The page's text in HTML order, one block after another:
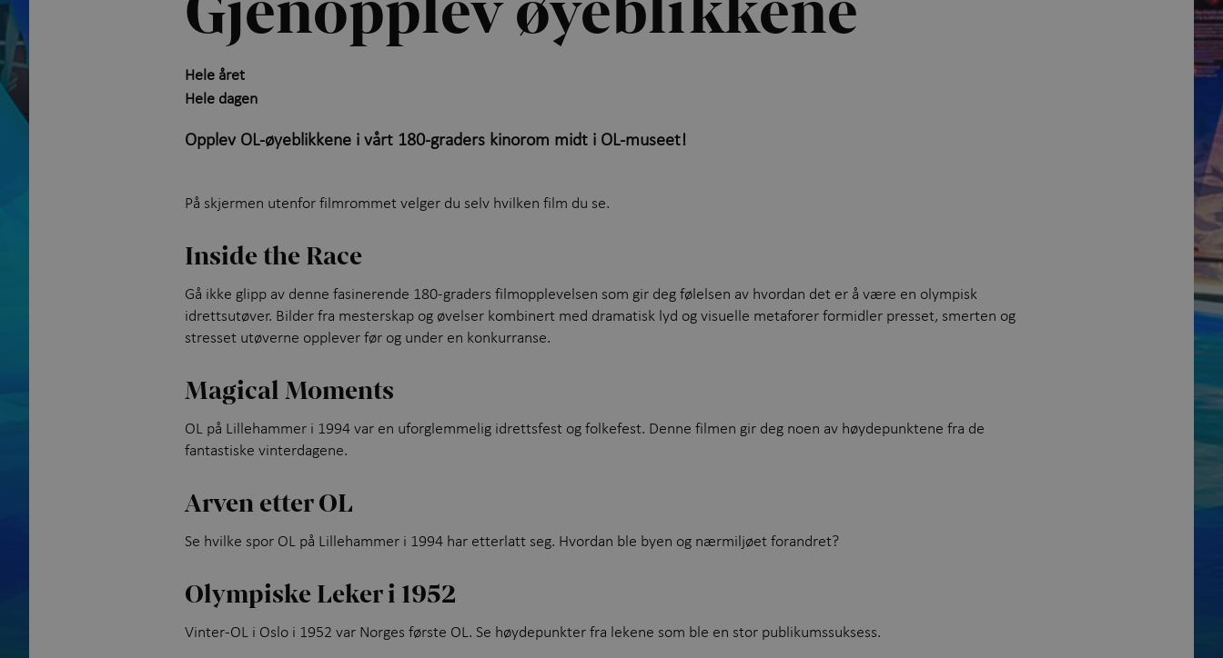
Hele året
Hele dagen
Opplev OL-øyeblikkene i vårt 180-graders kinorom midt i OL-museet!
På skjermen utenfor filmrommet velger du selv hvilken film du se.
Inside the Race
Gå ikke glipp av denne fasinerende 180-graders filmopplevelsen som gir deg følelsen av hvordan det er å være en olympisk
idrettsutøver. Bilder fra mesterskap og øvelser kombinert med dramatisk lyd og visuelle metaforer formidler presset, smerten og
stresset utøverne opplever før og under en konkurranse.
Magical Moments
OL på Lillehammer i 1994 var en uforglemmelig idrettsfest og folkefest. Denne filmen gir deg noen av høydepunktene fra de
fantastiske vinterdagene.
Arven etter OL
Se hvilke spor OL på Lillehammer i 1994 har etterlatt seg. Hvordan ble byen og nærmiljøet forandret?
Olympiske Leker i 1952
Vinter-OL i Oslo i 1952 var Norges første OL. Se høydepunkter fra lekene som ble en stor publikumssuksess.